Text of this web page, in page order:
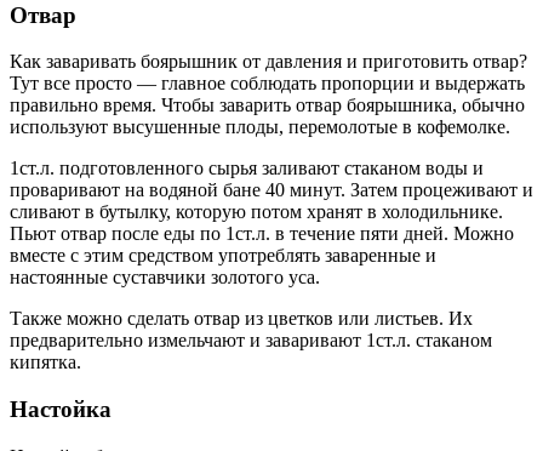
Отвар
Как заваривать боярышник от давления и приготовить отвар?
Тут все просто — главное соблюдать пропорции и выдержать
правильно время. Чтобы заварить отвар боярышника, обычно
используют высушенные плоды, перемолотые в кофемолке.
1ст.л. подготовленного сырья заливают стаканом воды и
проваривают на водяной бане 40 минут. Затем процеживают и
сливают в бутылку, которую потом хранят в холодильнике.
Пьют отвар после еды по 1ст.л. в течение пяти дней. Можно
вместе с этим средством употреблять заваренные и
настоянные суставчики золотого уса.
Также можно сделать отвар из цветков или листьев. Их
предварительно измельчают и заваривают 1ст.л. стаканом
кипятка.
Настойка